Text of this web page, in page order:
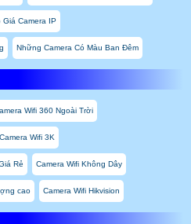
Giá Camera IP
Những Camera Có Màu Ban Đêm
Wifi 360 Ngoài Trời
Camera Wifi 3K
Rẻ Camera Wifi Không Dây
cao Camera Wifi Hikvision